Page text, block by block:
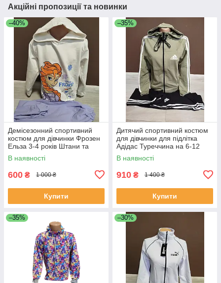
Акційні пропозиції та новинки
–40%
Демісезонний спортивний
костюм для дівчинки Фрозен
Ельза 3-4 років Штани та
худий білий з бузковим
В наявності
600 ₴ 1 000 ₴
Купити
–35%
Дитячий спортивний костюм
для дівчинки для підлітка
Адідас Туреччина на 6-12
років куртка і штани хакі
В наявності
910 ₴ 1 400 ₴
Купити
–35% –30%